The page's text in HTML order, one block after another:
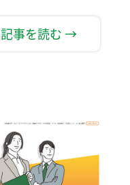
記事を読む →